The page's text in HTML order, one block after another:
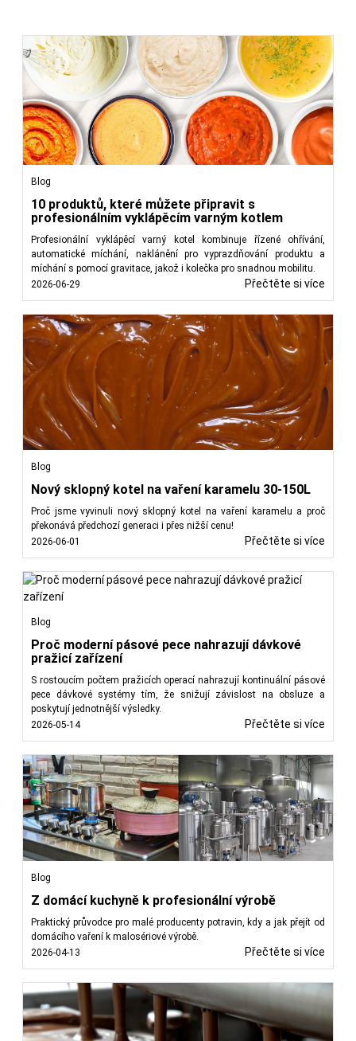
Blog
10 produktů, které můžete připravit s
profesionálním vyklápěcím varným kotlem
Profesionální vyklápěcí varný kotel kombinuje řízené ohřívání,
automatické míchání, naklánění pro vyprazdňování produktu a
míchání s pomocí gravitace, jakož i kolečka pro snadnou mobilitu.
2026-06-29
Přečtěte si více
Blog
Nový sklopný kotel na vaření karamelu 30-150L
Proč jsme vyvinuli nový sklopný kotel na vaření karamelu a proč
překonává předchozí generaci i přes nižší cenu!
2026-06-01
Přečtěte si více
Blog
Proč moderní pásové pece nahrazují dávkové
pražicí zařízení
S rostoucím počtem pražicích operací nahrazují kontinuální pásové
pece dávkové systémy tím, že snižují závislost na obsluze a
poskytují jednotnější výsledky.
2026-05-14
Přečtěte si více
Blog
Z domácí kuchyně k profesionální výrobě
Praktický průvodce pro malé producenty potravin, kdy a jak přejít od
domácího vaření k malosériové výrobě.
2026-04-13
Přečtěte si více